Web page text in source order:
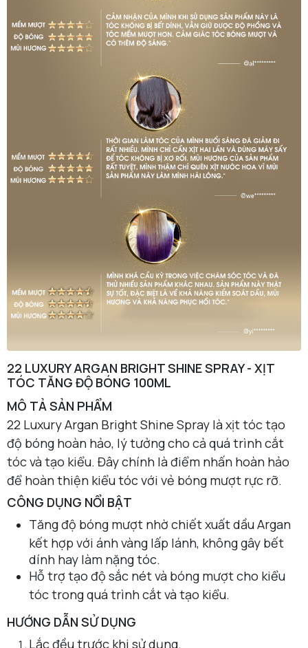
22 LUXURY ARGAN BRIGHT SHINE SPRAY - XỊT
TÓC TĂNG ĐỘ BÓNG 100ML
MÔ TẢ SẢN PHẨM
22 Luxury Argan Bright Shine Spray là xịt tóc tạo
độ bóng hoàn hảo, lý tưởng cho cả quá trình cắt
tóc và tạo kiểu. Đây chính là điểm nhấn hoàn hảo
để hoàn thiện kiểu tóc với vẻ bóng mượt rực rỡ.
CÔNG DỤNG NỔI BẬT
Tăng độ bóng mượt nhờ chiết xuất dầu Argan
kết hợp với ánh vàng lấp lánh, không gây bết
dính hay làm nặng tóc.
Hỗ trợ tạo độ sắc nét và bóng mượt cho kiểu
tóc trong quá trình cắt và tạo kiểu.
HƯỚNG DẪN SỬ DỤNG
Lắc đều trước khi sử dụng.